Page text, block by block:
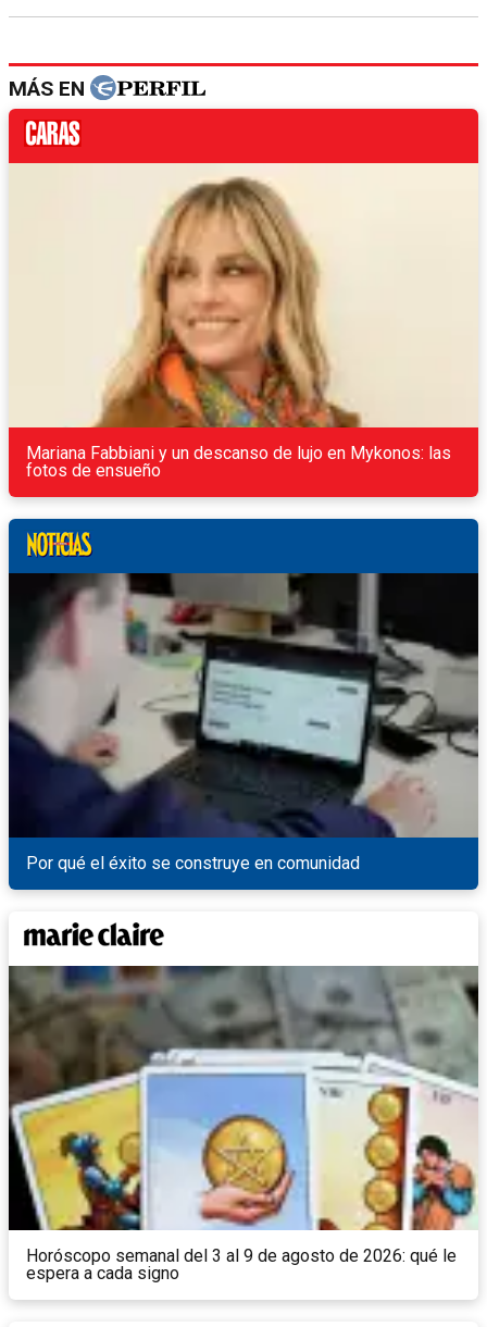
MÁS EN
Mariana Fabbiani y un descanso de lujo en Mykonos: las
fotos de ensueño
Por qué el éxito se construye en comunidad
Horóscopo semanal del 3 al 9 de agosto de 2026: qué le
espera a cada signo